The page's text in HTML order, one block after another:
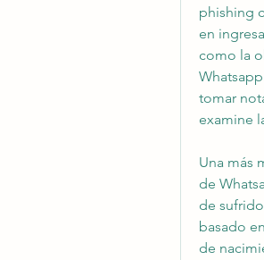
phishing
en
como la
tomar
examine
Una más
de
de
basado
de